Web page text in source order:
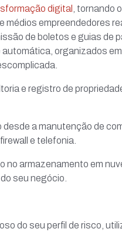
digital
, tornando
médios empreendedores
de boletos e guias de
organizados
e registro de
desde a manutenção de
e telefonia.
no armazenamento em
seu negócio.
do seu perfil de risco,